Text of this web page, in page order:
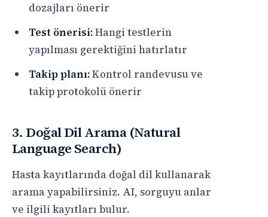
dozajları önerir
Test önerisi:Hangi testlerin
yapılması gerektiğini hatırlatır
Takip planı:Kontrol randevusu ve
takip protokolü önerir
3. Doğal Dil Arama (Natural
Language Search)
Hasta kayıtlarında doğal dil kullanarak
arama yapabilirsiniz. AI, sorguyu anlar
ve ilgili kayıtları bulur.